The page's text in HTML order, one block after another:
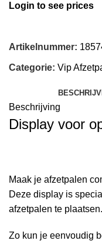
Login to see prices
Artikelnummer:
Categorie: Vip
Beschrijving
Display voor
Maak je afzetpalen
Deze display is
afzetpalen te plaatsen.
Zo kun je eenvoudig